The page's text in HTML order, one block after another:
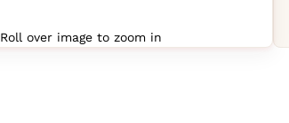
Roll over image to zoom in